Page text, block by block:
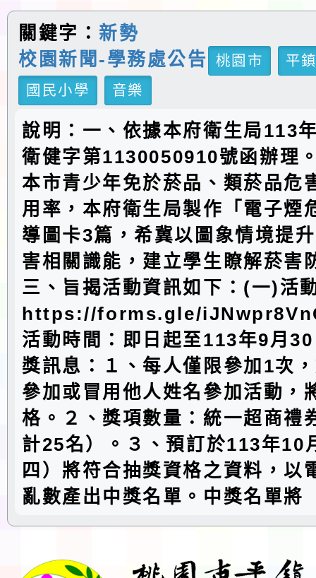
關鍵字： 新勢
校園新聞-學務處公告
桃園市
平
國民小學
音樂
說明：一、依據本府衛生局113
衛健字第1130050910號函辦理
本市青少年免於菸品、類菸品危
用率，本府衛生局製作「電子煙
導圖卡3篇，希冀以圖象情境提
害相關識能，建立學生瞭解菸害
三、旨揭活動資訊如下：(一)活
https://forms.gle/
活動時間：即日起至113年9月
獎訊息：１、每人僅限參加1次
參加或冒用他人姓名參加活動，
格。２、獎項數量：統一超商禮
計25名）。３、預訂於113年10
四）將符合抽獎資格之資料，以
亂數產出中獎名單。中獎名單將